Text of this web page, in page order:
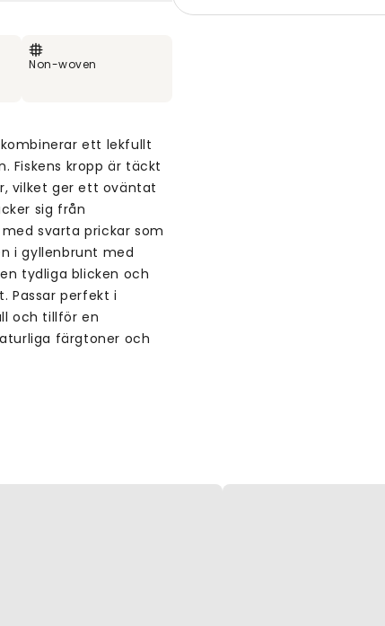
Non-woven
ett lekfullt
Fiskens kropp är täckt
vilket ger ett oväntat
sig från
svarta prickar som
i gyllenbrunt med
tydliga blicken och
Passar perfekt i
och tillför en
färgtoner och